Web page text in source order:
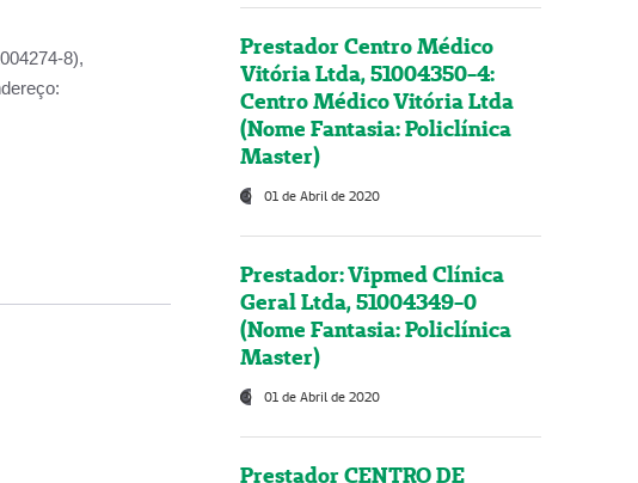
8),
Prestador Centro Médico
Vitória Ltda, 51004350-4:
Centro Médico Vitória Ltda
(Nome Fantasia: Policlínica
Master)
01 de Abril de 2020
Prestador: Vipmed Clínica
Geral Ltda, 51004349-0
(Nome Fantasia: Policlínica
Master)
01 de Abril de 2020
Prestador CENTRO DE